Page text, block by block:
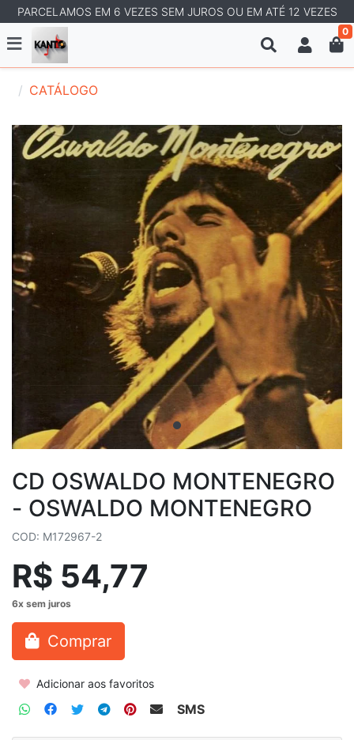
PARCELAMOS EM 6 VEZES SEM JUROS OU EM ATÉ 12 VEZES
0
CATÁLOGO
CD OSWALDO MONTENEGRO
- OSWALDO MONTENEGRO
COD: M172967-2
R$ 54,77
Comprar
Adicionar aos favoritos
SMS